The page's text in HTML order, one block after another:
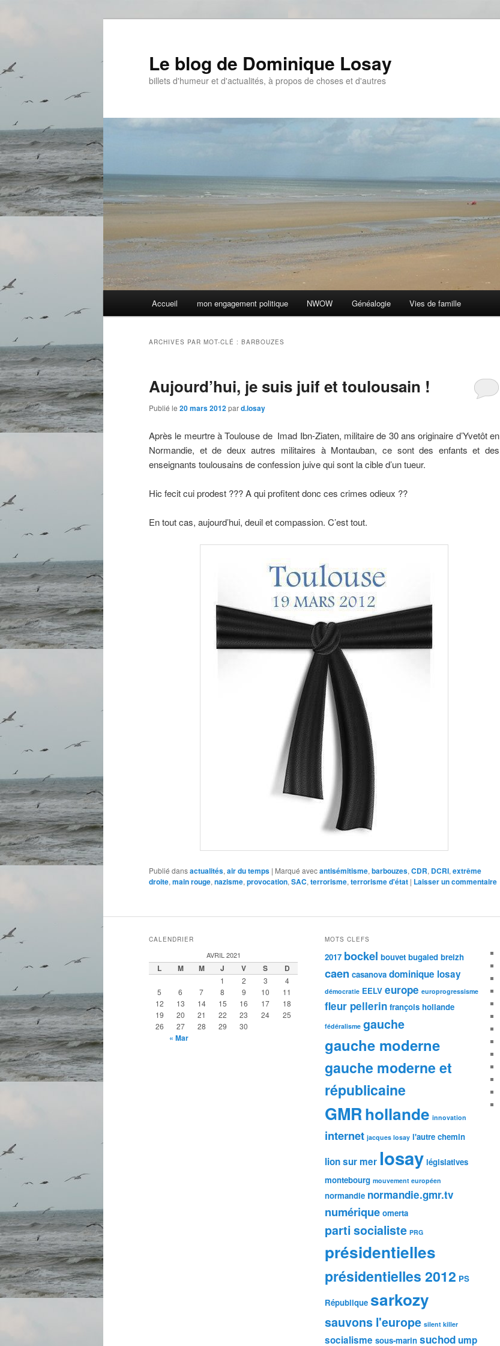
Le blog de Dominique Losay
billets d'humeur et d'actualités, à propos de choses et d'autres
Accueil mon engagement politique NWOW Généalogie Vies de famille
ARCHIVES PAR MOT-CLÉ : BARBOUZES
Aujourd’hui, je suis juif et toulousain !
Publié le 20 mars 2012pard.losay
Après le meurtre à Toulouse de Imad Ibn-Ziaten, militaire de 30 ans originaire d’Yvetôt en
Normandie, et de deux autres militaires à Montauban, ce sont des enfants et des
enseignants toulousains de confession juive qui sont la cible d’un tueur.
Hic fecit cui prodest ??? A qui profitent donc ces crimes odieux ??
En tout cas, aujourd’hui, deuil et compassion. C’est tout.
Publié dansactualités, air du temps | Marqué avecantisémitisme, barbouzes, CDR, DCRI, extrême
droite, main rouge, nazisme, provocation, SAC, terrorisme, terrorisme d'état | Laisser un commentaire
CALENDRIER
AVRIL 2021
L M M J V S D
1 2 3
4
5
6 7 8 9 10
11
12
13 14 15 16 17
18
19
20 21 22 23 24
25
26
27 28 29 30
« Mar
MOTS CLEFS
2017 bockel bouvet bugaled breizh
caen casanova dominique losay
démocratie EELV europe europrogressisme
fleur pellerin françois hollande
fédéralisme gauche
gauche moderne
gauche moderne et
républicaine
GMRhollande innovation
internet jacques losay l'autre chemin
lion sur mer losay législatives
montebourg mouvement européen
normandie normandie.gmr.tv
numérique omerta
parti socialiste PRG
présidentielles
présidentielles 2012 PS
République sarkozy
sauvons l'europe silent killer
socialisme sous-marin suchodump